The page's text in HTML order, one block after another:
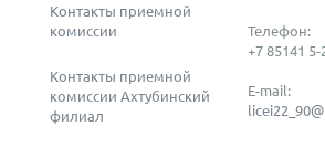
Контакты приемной
комиссии
Контакты приемной
комиссии Ахтубинский
филиал
Телефон:
+7 85141 5-
E-mail: